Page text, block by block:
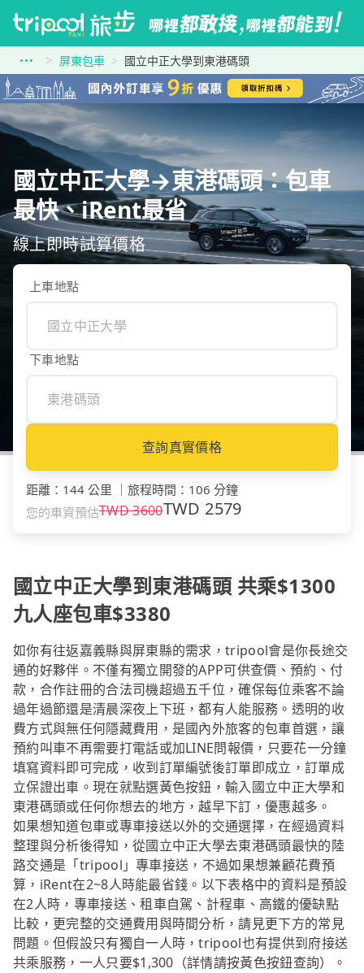
屏東包車 國立中正大學到東港碼頭
國立中正大學→東港碼頭：包車
最快、iRent最省
線上即時試算價格
上車地點
下車地點
查詢真實價格
距離 ： 144 公里 旅程時間 ： 106 分鐘
您的車資預估TWD3600TWD 2579
國立中正大學到東港碼頭 共乘$1300
九人座包車$3380
如你有往返嘉義縣與屏東縣的需求，tripool會是你長途交
通的好夥伴。不僅有獨立開發的APP可供查價、預約、付
款，合作註冊的合法司機超過五千位，確保每位乘客不論
過年過節還是清晨深夜上下班，都有人能服務。透明的收
費方式與無任何隱藏費用，是國內外旅客的包車首選，讓
預約叫車不再需要打電話或加LINE問報價，只要花一分鐘
填寫資料即可完成，收到訂單編號後訂單即成立，訂單成
立保證出車。現在就點選黃色按鈕，輸入國立中正大學和
東港碼頭或任何你想去的地方，越早下訂，優惠越多。
如果想知道包車或專車接送以外的交通選擇，在經過資料
整理與分析後得知，從國立中正大學去東港碼頭最快的陸
路交通是「tripool」專車接送，不過如果想兼顧花費預
算，iRent在2~8人時能最省錢。以下表格中的資料是預設
在2人時，專車接送、租車自駕、計程車、高鐵的優缺點
比較，更完整的交通費用與時間分析，請見更下方的常見
問題。但假設只有獨自一人時，tripool也有提供到府接送
共乘服務，一人只要$1,300（詳情請按黃色按鈕查詢）。